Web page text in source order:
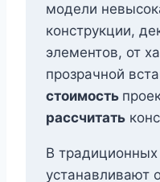
модели
конструкции,
элементов, от
прозрачной
стоимость
рассчитать
В традиционных
устанавливают